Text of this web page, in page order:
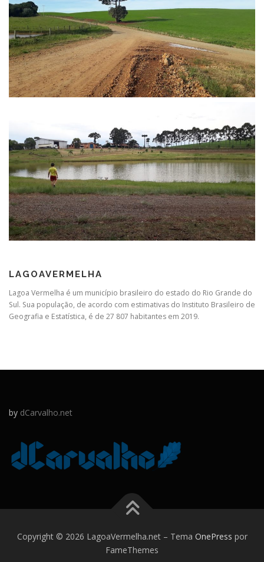
LAGOAVERMELHA
Lagoa Vermelha é um município brasileiro do estado do Rio Grande do
Sul. Sua população, de acordo com estimativas do Instituto Brasileiro de
Geografia e Estatística, é de 27 807 habitantes em 2019.
by dCarvalho.net
Copyright © 2026 LagoaVermelha.net – Tema OnePress por
FameThemes